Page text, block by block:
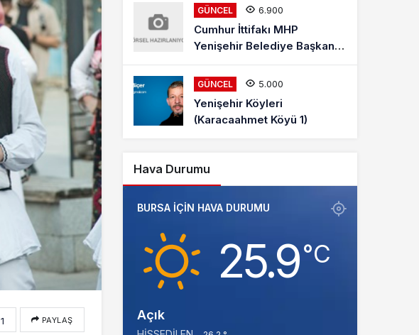
1 PAYLAŞ
GÜNCEL 6.900
Cumhur İttifakı MHP
Yenişehir Belediye Başkan
Adayı Davut Aydın Röportajı
GÜNCEL 5.000
Yenişehir Köyleri
(Karacaahmet Köyü 1)
Hava Durumu
BURSA IÇIN HAVA DURUMU
25.9‎°C
Açık